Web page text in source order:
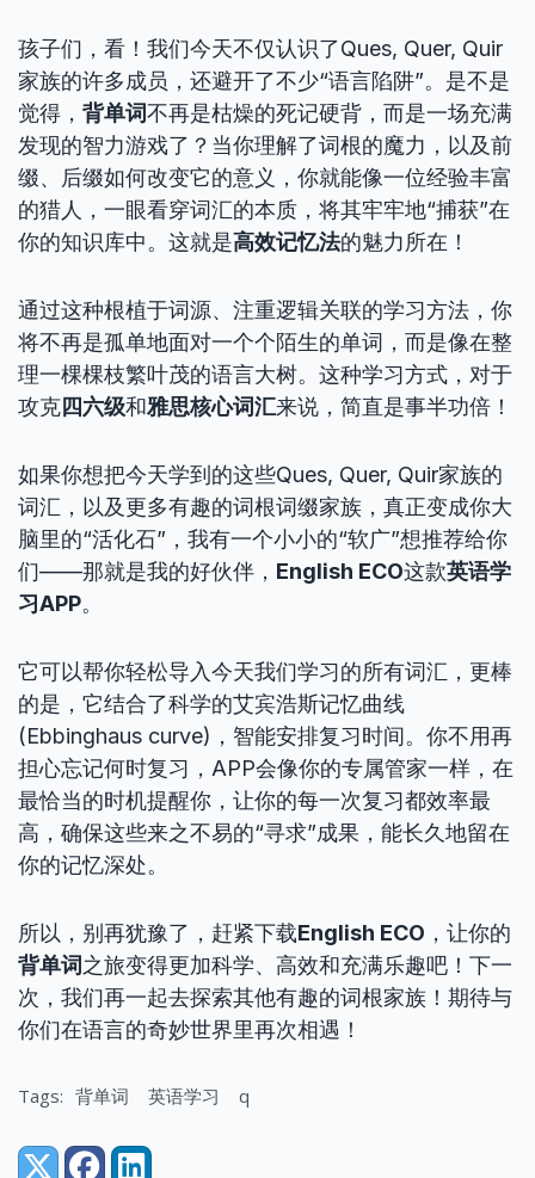
孩子们，看！我们今天不仅认识了Ques, Quer, Quir
家族的许多成员，还避开了不少“语言陷阱”。是不是
觉得， 背单词不再是枯燥的死记硬背，而是一场充满
发现的智力游戏了？当你理解了词根的魔力，以及前
缀、后缀如何改变它的意义，你就能像一位经验丰富
的猎人，一眼看穿词汇的本质，将其牢牢地“捕获”在
你的知识库中。这就是高效记忆法的魅力所在！
通过这种根植于词源、注重逻辑关联的学习方法，你
将不再是孤单地面对一个个陌生的单词，而是像在整
理一棵棵枝繁叶茂的语言大树。这种学习方式，对于
攻克四六级和雅思核心词汇来说，简直是事半功倍！
如果你想把今天学到的这些Ques, Quer, Quir家族的
词汇，以及更多有趣的词根词缀家族，真正变成你大
脑里的“活化石”，我有一个小小的“软广”想推荐给你
们——那就是我的好伙伴， English ECO这款英语学
习APP。
它可以帮你轻松导入今天我们学习的所有词汇，更棒
的是，它结合了科学的艾宾浩斯记忆曲线
(Ebbinghaus curve)，智能安排复习时间。你不用再
担心忘记何时复习，APP会像你的专属管家一样，在
最恰当的时机提醒你，让你的每一次复习都效率最
高，确保这些来之不易的“寻求”成果，能长久地留在
你的记忆深处。
所以，别再犹豫了，赶紧下载English ECO ，让你的
背单词 之旅变得更加科学、高效和充满乐趣吧！下一
次，我们再一起去探索其他有趣的词根家族！期待与
你们在语言的奇妙世界里再次相遇！
Tags: 背单词 英语学习 q
Share: